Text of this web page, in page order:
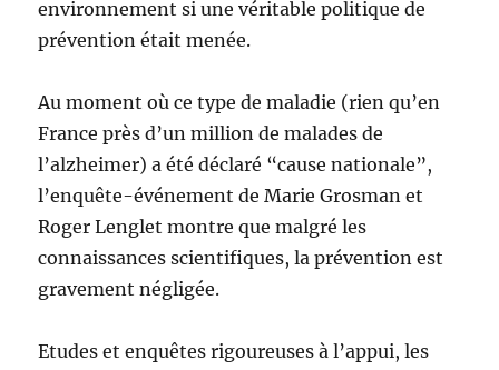
environnement si une véritable politique de
prévention était menée.
Au moment où ce type de maladie (rien qu’en
France près d’un million de malades de
l’alzheimer) a été déclaré “cause nationale”,
l’enquête-événement de Marie Grosman et
Roger Lenglet montre que malgré les
connaissances scientifiques, la prévention est
gravement négligée.
Etudes et enquêtes rigoureuses à l’appui, les